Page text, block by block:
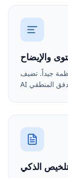
والإيضاح
جيداً. تضيف
الذكي